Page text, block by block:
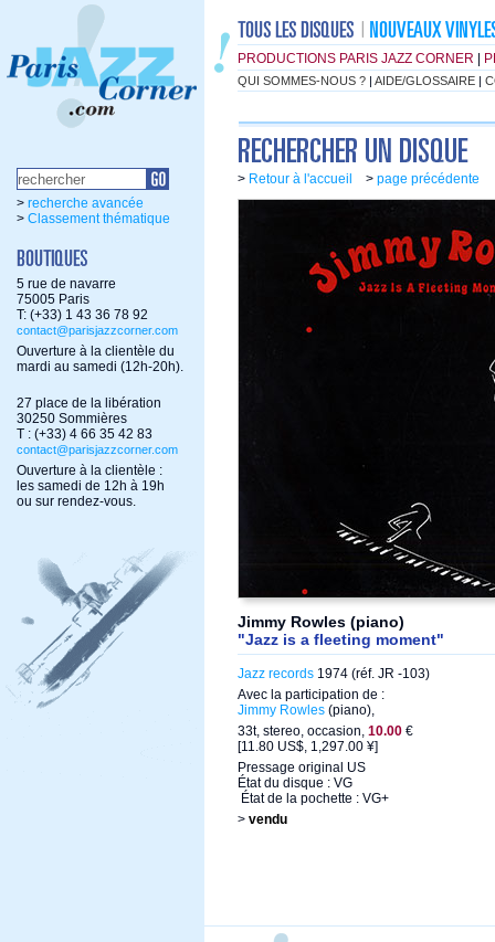
PRODUCTIONS PARIS JAZZ CORNER
QUI SOMMES-NOUS ? | AIDE/GLOSSAIRE |
> recherche avancée
> Classement thématique
5 rue de navarre
75005 Paris
T: (+33) 1 43 36 78 92
contact@parisjazzcorner.com
Ouverture à la clientèle du
mardi au samedi (12h-20h).
27 place de la libération
30250 Sommières
T : (+33) 4 66 35 42 83
contact@parisjazzcorner.com
Ouverture à la clientèle :
les samedi de 12h à 19h
ou sur rendez-vous.
> Retour à l'accueil > page précédente
Jimmy Rowles (piano)
"Jazz is a fleeting moment"
Jazz records 1974 (réf. JR -103)
Avec la participation de :
Jimmy Rowles (piano),
33t, stereo, occasion, 10.00 €
[11.80 US$, 1,297.00 ¥]
Pressage original US
État du disque : VG
État de la pochette : VG+
> vendu